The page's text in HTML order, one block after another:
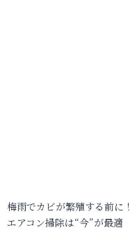
梅雨でカビが繁殖する前に！
エアコン掃除は“今”が最適